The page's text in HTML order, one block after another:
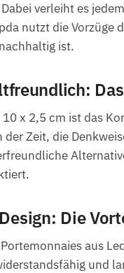
verleiht es
nutzt die Vorzüge
ist.
x 2,5 cm ist das
Zeit, die
Die
aus
und